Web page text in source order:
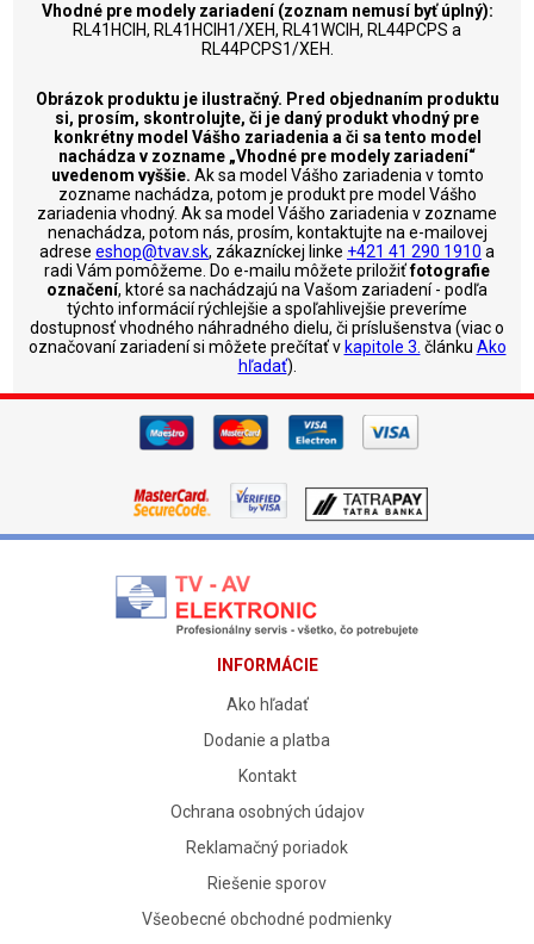
Vhodné pre modely zariadení (zoznam nemusí byť úplný):
RL41HCIH, RL41HCIH1/XEH, RL41WCIH, RL44PCPS a
RL44PCPS1/XEH.
Obrázok produktu je ilustračný. Pred objednaním produktu
si, prosím, skontrolujte, či je daný produkt vhodný pre
konkrétny model Vášho zariadenia a či sa tento model
nachádza v zozname „Vhodné pre modely zariadení“
uvedenom vyššie. Ak sa model Vášho zariadenia v tomto
zozname nachádza, potom je produkt pre model Vášho
zariadenia vhodný. Ak sa model Vášho zariadenia v zozname
nenachádza, potom nás, prosím, kontaktujte na e-mailovej
adrese eshop@tvav.sk, zákazníckej linke +421 41 290 1910 a
radi Vám pomôžeme. Do e-mailu môžete priložiťfotografie
označení, ktoré sa nachádzajú na Vašom zariadení - podľa
týchto informácií rýchlejšie a spoľahlivejšie preveríme
dostupnosť vhodného náhradného dielu, či príslušenstva (viac o
označovaní zariadení si môžete prečítať v kapitole 3. článku Ako
hľadať).
INFORMÁCIE
Ako hľadať
Dodanie a platba
Kontakt
Ochrana osobných údajov
Reklamačný poriadok
Riešenie sporov
Všeobecné obchodné podmienky